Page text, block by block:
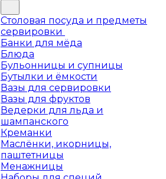
Столовая посуда и предметы
сервировки
Банки для мёда
Блюда
Бульонницы и супницы
Бутылки и ёмкости
Вазы для сервировки
Вазы для фруктов
Ведерки для льда и
шампанского
Креманки
Маслёнки, икорницы,
паштетницы
Менажницы